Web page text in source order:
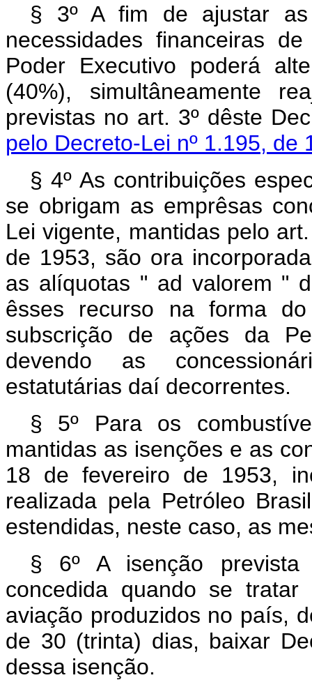
§ 3º A fim de ajustar
necessidades financeiras
Poder Executivo poderá
(40%), simultâneamente
previstas no art. 3º
pelo Decreto-Lei nº 1.195, de
§ 4º As contribuições
se obrigam as emprêsas
Lei vigente, mantidas pelo
de 1953, são ora
as alíquotas " ad valorem "
êsses recurso na forma
subscrição de ações da
devendo as
estatutárias daí decorrentes.
§ 5º Para os
mantidas as isenções e as
18 de fevereiro de 1953,
realizada pela Petróleo
estendidas, neste caso, as
§ 6º A isenção
concedida quando se
aviação produzidos no país,
de 30 (trinta) dias, baixar
dessa isenção.